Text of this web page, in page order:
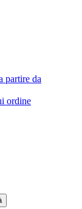
partire da
ordine